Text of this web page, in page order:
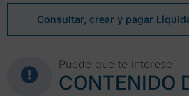
Consultar, crear y pagar
Puede que te interese
CONTENIDO